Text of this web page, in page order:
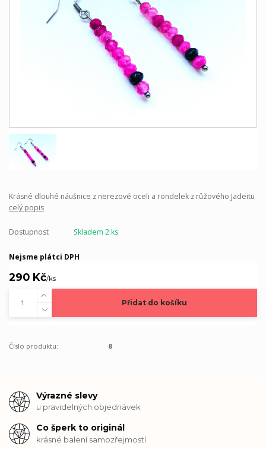
Krásné dlouhé náušnice z nerezové oceli a rondelek z růžového Jadeitu
celý popis
Dostupnost Skladem 2 ks
Nejsme plátci DPH
290 Kč/ks
Přidat do košíku
Číslo produktu: 8
Výrazné slevy
u pravidelných objednávek
Co šperk to originál
krásné balení samozřejmostí